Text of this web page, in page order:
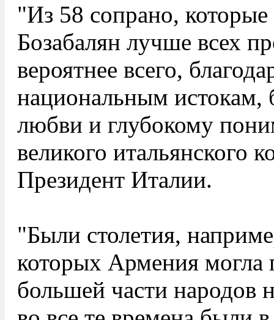
"Из 58 сопрано,
Бозабалян лучше всех
вероятнее всего,
национальным истокам,
любви и глубокому
великого итальянского
Президент Италии.
"Были столетия,
которых Армения могла
большей части народов